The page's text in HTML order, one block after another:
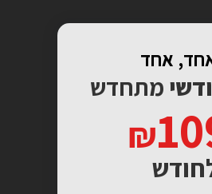
אחד
מתחדש